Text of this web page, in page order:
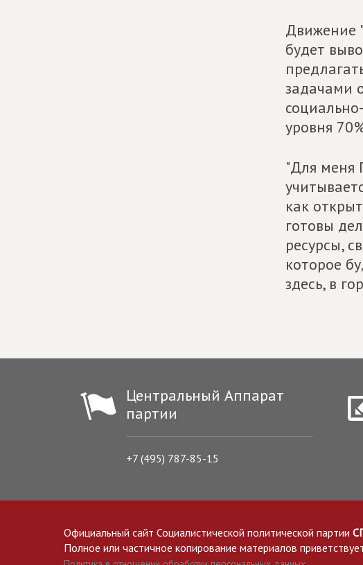
Движение
будет
задачами
уровня
"Для меня
как
готовы
ресурсы,
которое
здесь, в
Центральный Аппарат
партии
+7 (495) 787-85-15
Официальный сайт Социалистической политической партии
Полное или частичное копирование материалов